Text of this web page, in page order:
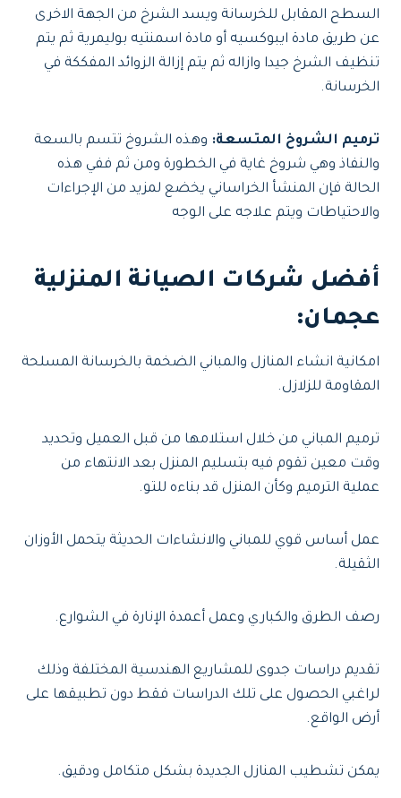
السطح المقابل للخرسانة ويسد الشرخ من الجهة الاخرى
عن طريق مادة ايبوكسيه أو مادة اسمنتيه بوليمرية ثم يتم
تنظيف الشرخ جيدا وازاله ثم يتم إزالة الزوائد المفككة في
الخرسانة.
ترميم الشروخ المتسعة: وهذه الشروخ تتسم بالسعة
والنفاذ وهي شروخ غاية في الخطورة ومن ثم ففي هذه
الحالة فإن المنشأ الخراساني يخضع لمزيد من الإجراءات
والاحتياطات ويتم علاجه على الوجه
أفضل شركات الصيانة المنزلية
عجمان:
امكانية انشاء المنازل والمباني الضخمة بالخرسانة المسلحة
المقاومة للزلازل.
ترميم المباني من خلال استلامها من قبل العميل وتحديد
وقت معين تقوم فيه بتسليم المنزل بعد الانتهاء من
عملية الترميم وكأن المنزل قد بناءه للتو.
عمل أساس قوي للمباني والانشاءات الحديثة يتحمل الأوزان
الثقيلة.
رصف الطرق والكباري وعمل أعمدة الإنارة في الشوارع.
تقديم دراسات جدوى للمشاريع الهندسية المختلفة وذلك
لراغبي الحصول على تلك الدراسات فقط دون تطبيقها على
أرض الواقع.
يمكن تشطيب المنازل الجديدة بشكل متكامل ودقيق.